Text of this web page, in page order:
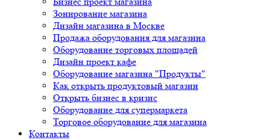
Зонирование магазина
Дизайн магазина в Москве
Продажа оборудования для магазина
Оборудование торговых площадей
Дизайн проект кафе
Оборудование магазина "Продукты"
Как открыть продуктовый магазин
Открыть бизнес в кризис
Оборудование для супермаркета
Торговое оборудование для магазина
Контакты